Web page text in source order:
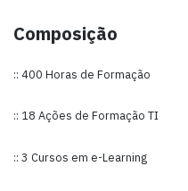
Composição
:: 400 Horas de Formação
:: 18 Ações de Formação TI
:: 3 Cursos em e-Learning